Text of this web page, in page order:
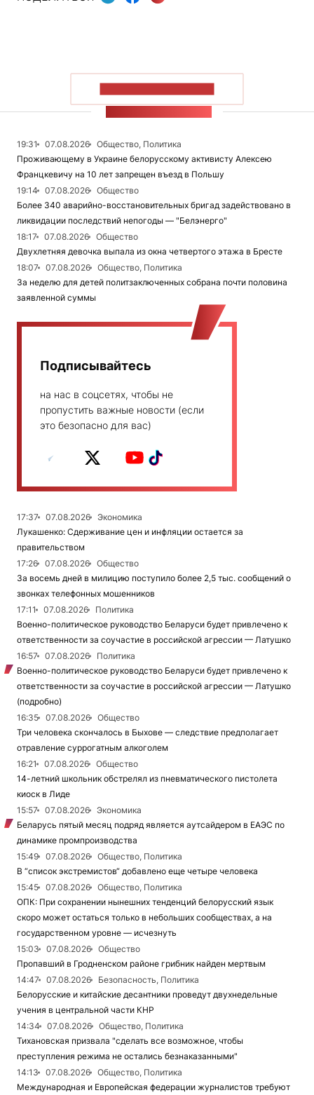
19:31 07.08.2026
Общество, Политика
Проживающему в Украине белорусскому активисту Алексею
Францкевичу на 10 лет запрещен въезд в Польшу
19:14
07.08.2026
Общество
Более 340 аварийно-восстановительных бригад задействовано в
ликвидации последствий непогоды — "Белэнерго"
18:17
07.08.2026
Общество
Двухлетняя девочка выпала из окна четвертого этажа в Бресте
18:07
07.08.2026
Общество, Политика
За неделю для детей политзаключенных собрана почти половина
заявленной суммы
Подписывайтесь
на нас в соцсетях, чтобы не
пропустить важные новости (если
это безопасно для вас)
17:37 07.08.2026
Экономика
Лукашенко: Сдерживание цен и инфляции остается за
правительством
17:26
07.08.2026
Общество
За восемь дней в милицию поступило более 2,5 тыс. сообщений о
звонках телефонных мошенников
17:11
07.08.2026
Политика
Военно-политическое руководство Беларуси будет привлечено к
ответственности за соучастие в российской агрессии — Латушко
16:57
07.08.2026
Политика
Военно-политическое руководство Беларуси будет привлечено к
ответственности за соучастие в российской агрессии — Латушко
(подробно)
16:35
07.08.2026
Общество
Три человека скончалось в Быхове — следствие предполагает
отравление суррогатным алкоголем
16:21
07.08.2026
Общество
14-летний школьник обстрелял из пневматического пистолета
киоск в Лиде
15:57
07.08.2026
Экономика
Беларусь пятый месяц подряд является аутсайдером в ЕАЭС по
динамике промпроизводства
15:49
07.08.2026
Общество, Политика
В “список экстремистов“ добавлено еще четыре человека
15:45
07.08.2026
Общество, Политика
ОПК: При сохранении нынешних тенденций белорусский язык
скоро может остаться только в небольших сообществах, а на
государственном уровне — исчезнуть
15:03
07.08.2026
Общество
Пропавший в Гродненском районе грибник найден мертвым
14:47
07.08.2026
Безопасность, Политика
Белорусские и китайские десантники проведут двухнедельные
учения в центральной части КНР
14:34
07.08.2026
Общество, Политика
Тихановская призвала "сделать все возможное, чтобы
преступления режима не остались безнаказанными"
14:13
07.08.2026
Общество, Политика
Международная и Европейская федерации журналистов требуют